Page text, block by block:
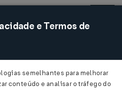
Acessar
e Termos de
semelhantes para melhorar
conteúdo e analisar o tráfego do